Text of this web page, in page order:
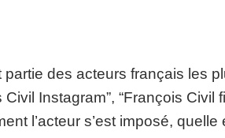
partie des acteurs français les
Civil Instagram”, “François
l’acteur s’est imposé,